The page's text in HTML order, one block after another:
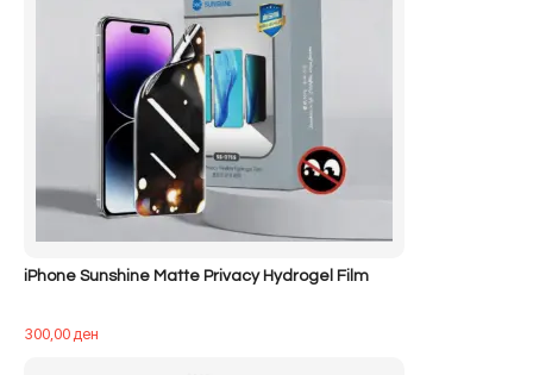
iPhone Sunshine Matte Privacy Hydrogel Film
300,00ден